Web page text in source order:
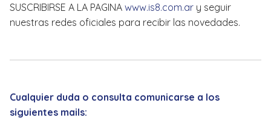
SUSCRIBIRSE A LA PAGINA www.is8.com.ar y seguir
nuestras redes oficiales para recibir las novedades.
Cualquier duda o consulta comunicarse a los
siguientes mails: